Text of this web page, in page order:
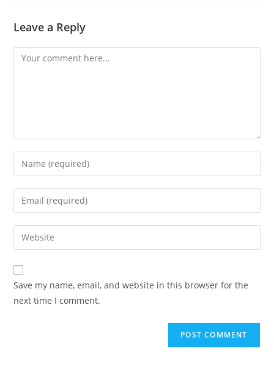
Leave a Reply
Comment
Enter
your
name
comment
Enter
your
email
address
comment
Enter
your
website
URL
(optional)
Save my name, email, and website in this browser for the
next time I comment.